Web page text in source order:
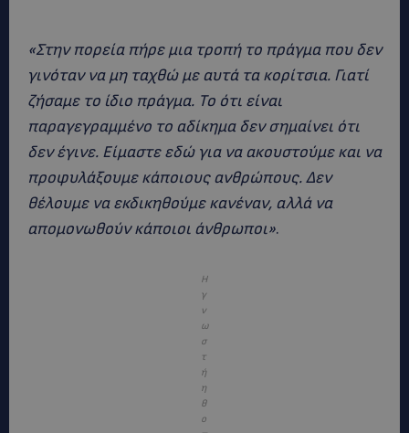
«Στην πορεία πήρε μια τροπή το πράγμα που δεν
γινόταν να μη ταχθώ με αυτά τα κορίτσια. Γιατί
ζήσαμε το ίδιο πράγμα. Το ότι είναι
παραγεγραμμένο το αδίκημα δεν σημαίνει ότι
δεν έγινε. Είμαστε εδώ για να ακουστούμε και να
προφυλάξουμε κάποιους ανθρώπους. Δεν
θέλουμε να εκδικηθούμε κανέναν, αλλά να
απομονωθούν κάποιοι άνθρωποι».
Η
γ
ν
ω
σ
τ
ή
η
θ
ο